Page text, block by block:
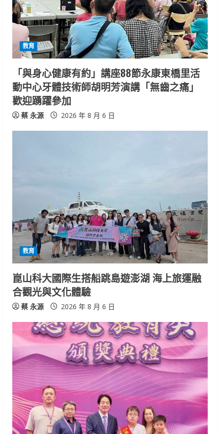
a
d
i
n
g
教育
「與身心健康有約」講座88節永康東橋里活
動中心牙體技術師胡明芳演講「無齒之痛」
歡迎踴躍參加
蔡 永源 2026 年 8 月 6 日
教育
崑山科大國際生搭船跳島遊澎湖 海上旅運融
合觀光與文化體驗
蔡 永源 2026 年 8 月 6 日